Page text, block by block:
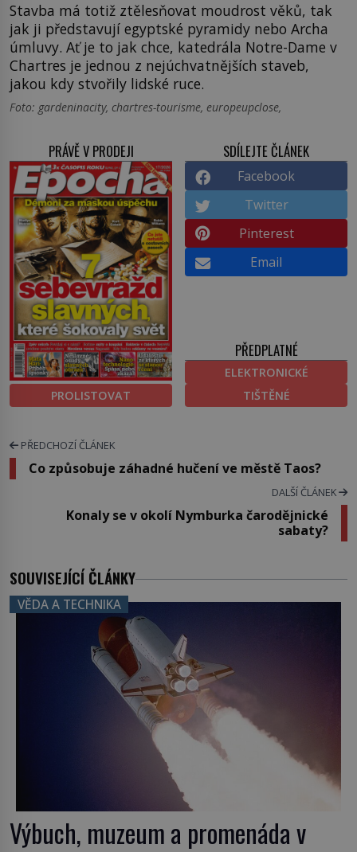
Stavba má totiž ztělesňovat moudrost věků, tak
jak ji představují egyptské pyramidy nebo Archa
úmluvy. Ať je to jak chce, katedrála Notre-Dame v
Chartres je jednou z nejúchvatnějších staveb,
jakou kdy stvořily lidské ruce.
Foto: gardeninacity, chartres-tourisme, europeupclose,
PRÁVĚ V PRODEJI
PROLISTOVAT
SDÍLEJTE ČLÁNEK
Facebook
Twitter
Pinterest
Email
PŘEDPLATNÉ
ELEKTRONICKÉ
TIŠTĚNÉ
PŘEDCHOZÍ ČLÁNEK
Co způsobuje záhadné hučení ve městě Taos?
DALŠÍ ČLÁNEK
Konaly se v okolí Nymburka čarodějnické
sabaty?
SOUVISEJÍCÍ ČLÁNKY
VĚDA A TECHNIKA
Výbuch, muzeum a promenáda v